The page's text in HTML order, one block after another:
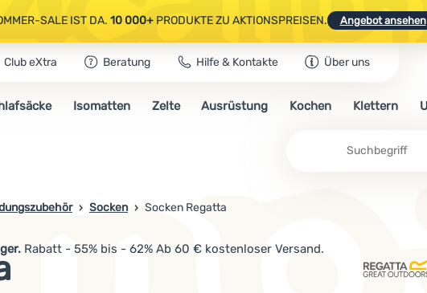
SALE IST DA. 10 000+PRODUKTE ZU AKTIONSPREISEN. Angebot ansehen
CAMPING- & WANDERAUSRÜSTUNG.CODE OUT10 NUTZEN.
SALE IST DA.10 000+PRODUKTE ZU AKTIONSPREISEN. Angebot ansehen
Club eXtra Beratung Hilfe & Kontakte Über uns
Isomatten Zelte Ausrüstung Kochen Klettern
Socken Socken Regatta
Rabatt - 55% bis - 62% Ab 60 € kostenloser Versand.